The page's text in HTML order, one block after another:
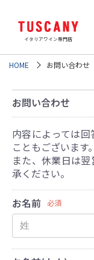
イタリアワイン専門店
HOME お問い合わせ
お問い合わせ
内容によっては
こともございます。
また、休業日は
承ください。
お名前 必須